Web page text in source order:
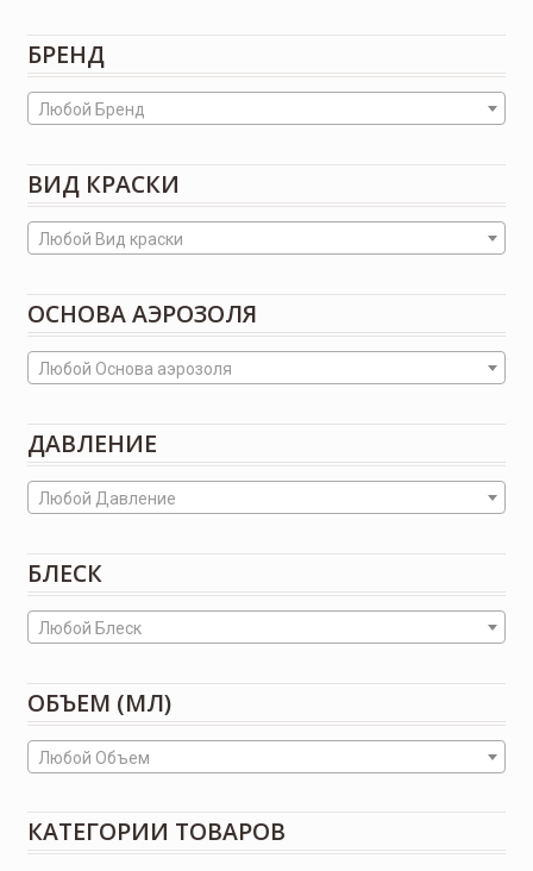
БРЕНД
Любой Бренд
ВИД КРАСКИ
Любой Вид краски
ОСНОВА АЭРОЗОЛЯ
Любой Основа аэрозоля
ДАВЛЕНИЕ
Любой Давление
БЛЕСК
Любой Блеск
ОБЪЕМ (МЛ)
Любой Объем
КАТЕГОРИИ ТОВАРОВ